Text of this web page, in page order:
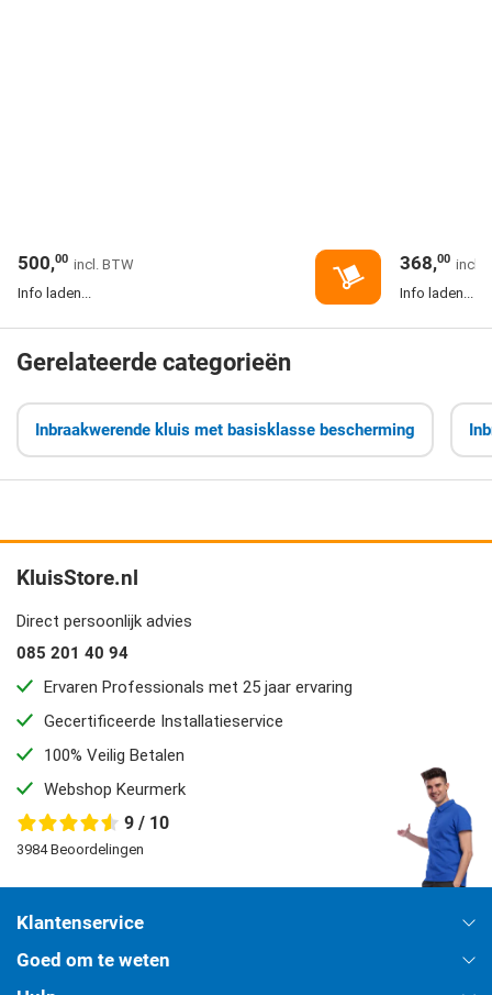
500,00
Info laden...
368,00
Info laden...
Gerelateerde categorieën
Inbraakwerende kluis met basisklasse bescherming
Klantenservice
Goed om te weten
KluisStore.nl
Direct persoonlijk advies
085 201 40 94
Ervaren Professionals met 25 jaar ervaring
Gecertificeerde Installatieservice
100% Veilig Betalen
Webshop Keurmerk
9 / 10
3984 Beoordelingen